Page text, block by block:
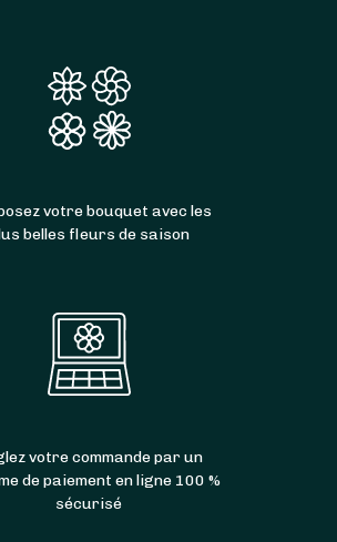
votre bouquet avec les
belles fleurs de saison
votre commande par un
de paiement en ligne 100 %
sécurisé